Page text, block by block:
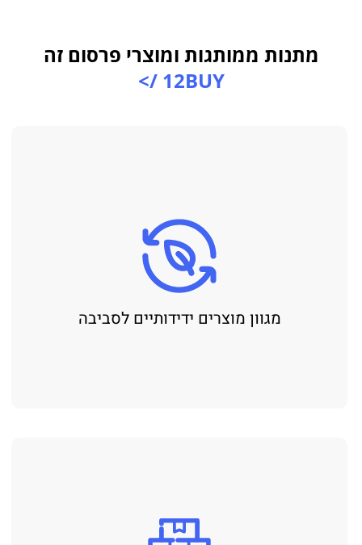
מתנות ממותגות ומוצרי פרסום זה
12BUY />
מגוון מוצרים ידידותיים לסביבה